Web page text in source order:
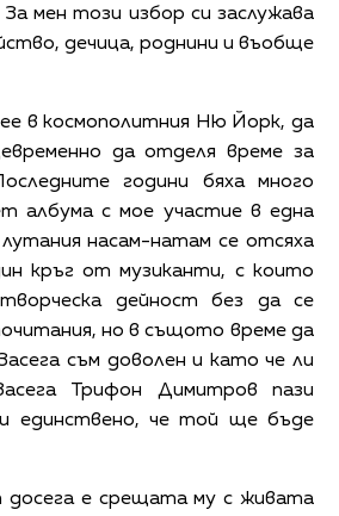
мен този избор си заслужава
дечица, роднини и въобще
в космополитния Ню Йорк, да
да отделя време за
години бяха много
албума с мое участие в една
насам-натам се отсяха
кръг от музиканти, с които
дейност без да се
но в същото време да
съм доволен и като че ли
Трифон Димитров пази
единствено, че той ще бъде
е срещата му с живата